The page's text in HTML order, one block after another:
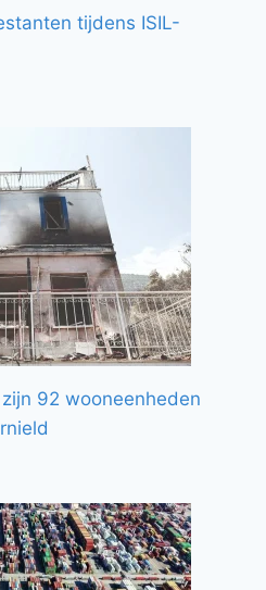
tijdens ISIL-
92 wooneenheden